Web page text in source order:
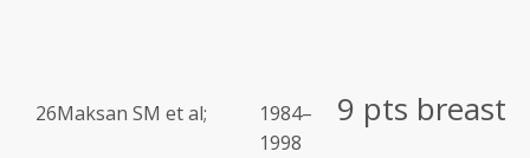
26Maksan SM et al;
1984–
1998
9 pts breast